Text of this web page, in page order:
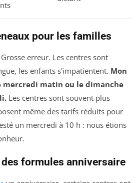
pour les familles
erreur. Les centres sont
les enfants s'impatientent. Mon
mercredi matin ou le dimanche
Les centres sont souvent plus
même des tarifs réduits pour
un mercredi à 10 h : nous étions
formules anniversaire